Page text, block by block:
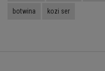
botwina kozi ser